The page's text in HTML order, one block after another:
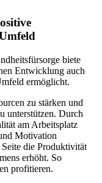
biete
Entwicklung auch
ermöglicht.
zu stärken und
unterstützen. Durch
am Arbeitsplatz
Motivation
die Produktivität
erhöht. So
profitieren.